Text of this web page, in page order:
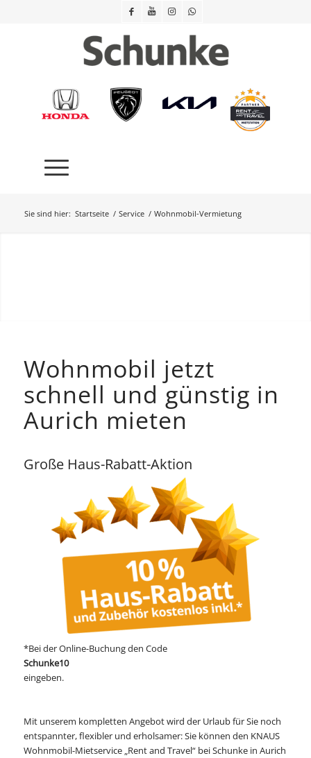
Sie sind hier: Startseite / Service / Wohnmobil-Vermietung
Wohnmobil jetzt
schnell und günstig in
Aurich mieten
Große Haus-Rabatt-Aktion
*Bei der Online-Buchung den Code
Schunke10
eingeben.
Mit unserem kompletten Angebot wird der Urlaub für Sie noch
entspannter, flexibler und erholsamer: Sie können den KNAUS
Wohnmobil-Mietservice „Rent and Travel“ bei Schunke in Aurich